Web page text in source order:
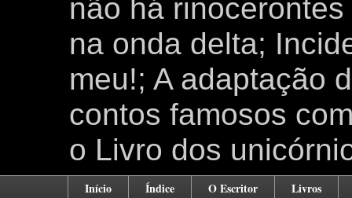
não há
na onda delta;
meu!; A adaptação
contos famosos
o Livro dos
Início Índice O Escritor Livros